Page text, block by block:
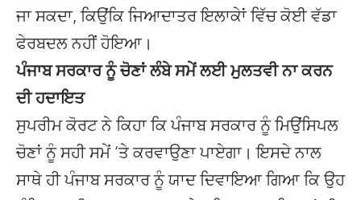
ਜਾ ਸਕਦਾ, ਕਿਉਂਕਿ ਜਿਆਦਾਤਰ ਇਲਾਕੇਾਂ ਵਿੱਚ ਕੋਈ ਵੱਡਾ
ਫੇਰਬਦਲ ਨਹੀਂ ਹੋਇਆ।
ਪੰਜਾਬ ਸਰਕਾਰ ਨੂੰ ਚੋਣਾਂ ਲੰਬੇ ਸਮੇਂ ਲਈ ਮੁਲਤਵੀ ਨਾ ਕਰਨ
ਦੀ ਹਦਾਇਤ
ਸੁਪਰੀਮ ਕੋਰਟ ਨੇ ਕਿਹਾ ਕਿ ਪੰਜਾਬ ਸਰਕਾਰ ਨੂੰ ਮਿਉਂਸਿਪਲ
ਚੋਣਾਂ ਨੂੰ ਸਹੀ ਸਮੇਂ ‘ਤੇ ਕਰਵਾਉਣਾ ਪਾਏਗਾ। ਇਸਦੇ ਨਾਲ
ਸਾਥੇ ਹੀ ਪੰਜਾਬ ਸਰਕਾਰ ਨੂੰ ਯਾਦ ਦਿਵਾਇਆ ਗਿਆ ਕਿ ਉਹ